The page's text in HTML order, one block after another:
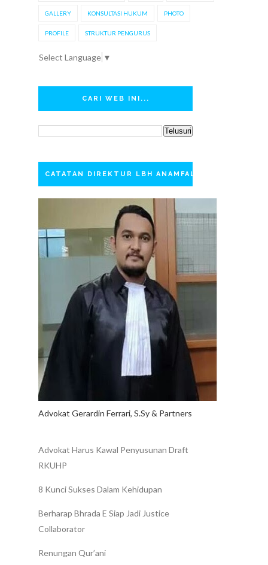
GALLERY KONSULTASI HUKUM PHOTO
PROFILE STRUKTUR PENGURUS
Select Language ▼
CARI WEB INI...
CATATAN DIREKTUR LBH ANAMFAL
Advokat Gerardin Ferrari, S.Sy & Partners
Advokat Harus Kawal Penyusunan Draft
RKUHP
8 Kunci Sukses Dalam Kehidupan
Berharap Bhrada E Siap Jadi Justice
Collaborator
Renungan Qur’ani